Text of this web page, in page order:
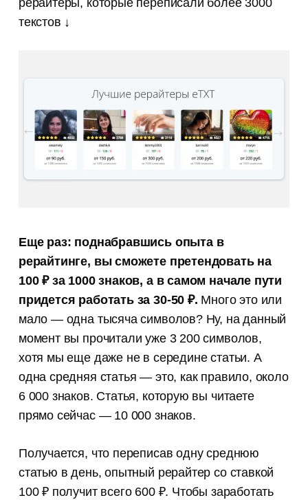
рерайтеры, которые переписали более 3000
текстов ↓
Еще раз: поднабравшись опыта в
рерайтинге, вы сможете претендовать на
100 ₽ за 1000 знаков, а в самом начале пути
придется работать за 30-50 ₽. Много это или
мало — одна тысяча символов? Ну, на данный
момент вы прочитали уже 3 200 символов,
хотя мы еще даже не в середине статьи. А
одна средняя статья — это, как правило, около
6 000 знаков. Статья, которую вы читаете
прямо сейчас — 10 000 знаков.
Получается, что переписав одну среднюю
статью в день, опытный рерайтер со ставкой
100 ₽ получит всего 600 ₽. Чтобы заработать